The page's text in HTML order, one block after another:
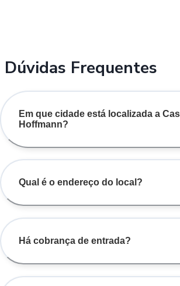
Dúvidas Frequentes
Em que cidade está localizada a
Hoffmann?
Qual é o endereço do local?
Há cobrança de entrada?